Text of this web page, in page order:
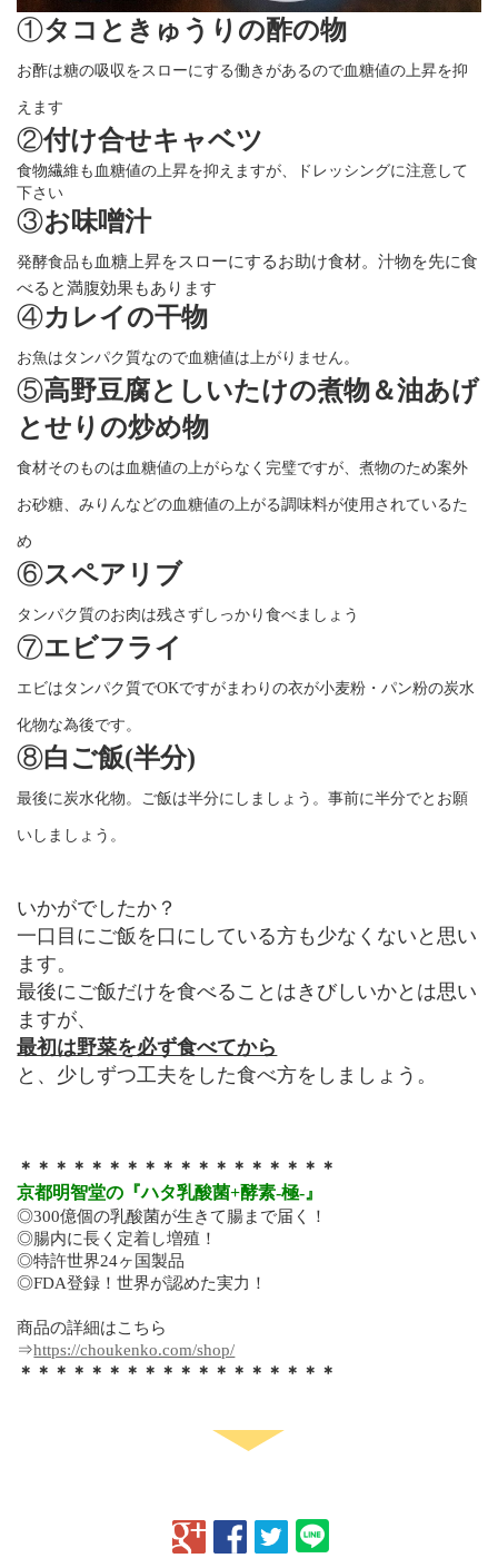
①タコときゅうりの酢の物
お酢は糖の吸収をスローにする働きがあるので血糖値の上昇を抑
えます
②付け合せキャベツ
食物繊維も血糖値の上昇を抑えますが、ドレッシングに注意して
下さい
③お味噌汁
発酵食品も 血糖上昇をスローにするお助け食材。汁物を先に食
べると満腹効果もあります
④カレイの干物
お魚はタンパク質なので血糖値は上がりません。
⑤高野豆腐としいたけの煮物＆油あげ
とせりの炒め物
食材そのものは血糖値の上がらなく完璧ですが、煮物のため案外
お砂糖、みりんなどの血糖値の上がる調味料が使用されているた
め
⑥スペアリブ
タンパク質のお肉は残さずしっかり食べましょう
⑦エビフライ
エビはタンパク質でOKですがまわりの衣が小麦粉・パン粉の炭水
化物な為後です。
⑧白ご飯(半分)
最後に炭水化物。ご飯は半分にしましょう。事前に半分でとお願
いしましょう。
いかがでしたか？
一口目にご飯を口にしている方も少なくないと思い
ます。
最後にご飯だけを食べることはきびしいかとは思い
ますが、
最初は野菜を必ず食べてから
と、少しずつ工夫をした食べ方をしましょう。
＊＊＊＊＊＊＊＊＊＊＊＊＊＊＊＊＊＊
京都明智堂の『ハタ乳酸菌+酵素-極-』
◎300億個の乳酸菌が生きて腸まで届く！
◎腸内に長く定着し増殖！
◎特許世界24ヶ国製品
◎FDA登録！世界が認めた実力！
商品の詳細はこちら
⇒https://choukenko.com/shop/
＊＊＊＊＊＊＊＊＊＊＊＊＊＊＊＊＊＊